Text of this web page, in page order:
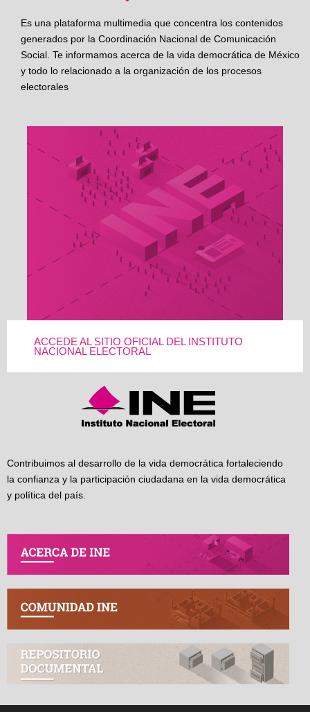
Es una plataforma multimedia que concentra los contenidos
generados por la Coordinación Nacional de Comunicación
Social. Te informamos acerca de la vida democrática de México
y todo lo relacionado a la organización de los procesos
electorales
ACCEDE AL SITIO OFICIAL DEL INSTITUTO
NACIONAL ELECTORAL
Contribuimos al desarrollo de la vida democrática fortaleciendo
la confianza y la participación ciudadana en la vida democrática
y política del país.